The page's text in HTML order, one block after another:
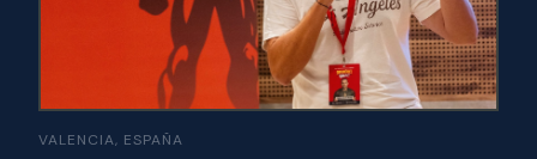
VALENCIA, ESPAÑA